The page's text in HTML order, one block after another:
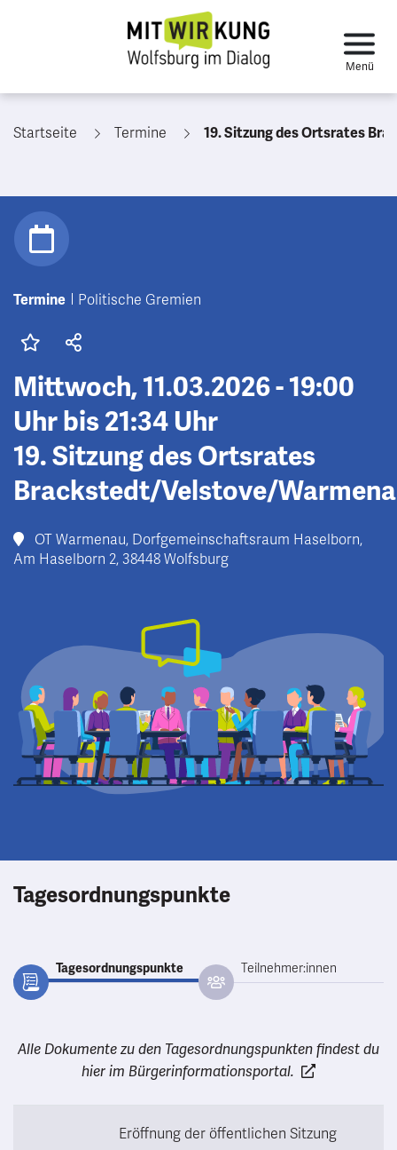
Startseite Termine 19. Sitzung des Ortsrates Brackstedt/
Termine Politische Gremien
Mittwoch, 11.03.2026 - 19:00
Uhr bis 21:34 Uhr
19. Sitzung des Ortsrates
Brackstedt/Velstove/
OT Warmenau, Dorfgemeinschaftsraum Haselborn,
Am Haselborn 2, 38448 Wolfsburg
Tagesordnungspunkte
Tagesordnungspunkte Teilnehmer:innen
Alle Dokumente zu den Tagesordnungspunkten findest du
hier im Bürgerinformationsportal.
Eröffnung der öffentlichen Sitzung